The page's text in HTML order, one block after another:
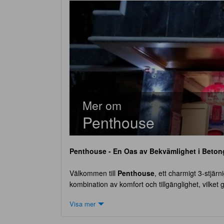
Mer om
Penthouse
Penthouse - En Oas av Bekvämlighet i
Välkommen till Penthouse, ett charmigt 3-
kombination av komfort och tillgänglighet,
Hotellet har en flexibel incheckningstid från kl.
Visa mer